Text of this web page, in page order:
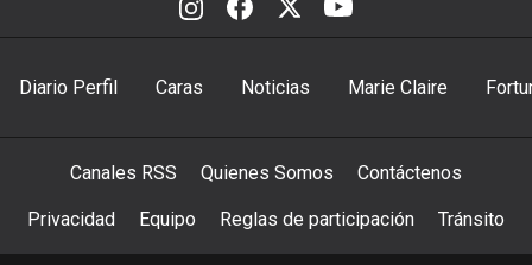
Diario Perfil Caras Noticias Marie Claire
Canales RSS Quienes Somos Contáctenos
Privacidad Equipo Reglas de participación Tránsito